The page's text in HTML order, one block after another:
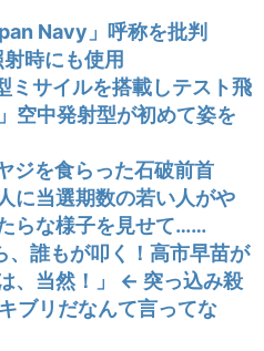
Navy」呼称を批判
時にも使用
ミサイルを搭載しテスト飛
空中発射型が初めて姿を
ジを食らった石破前首
に当選期数の若い人がや
らな様子を見せて……
、誰もが叩く！高市早苗が
、当然！」 ← 突っ込み殺
ブリだなんて言ってな